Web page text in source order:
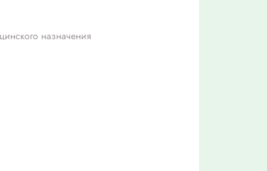
назначения